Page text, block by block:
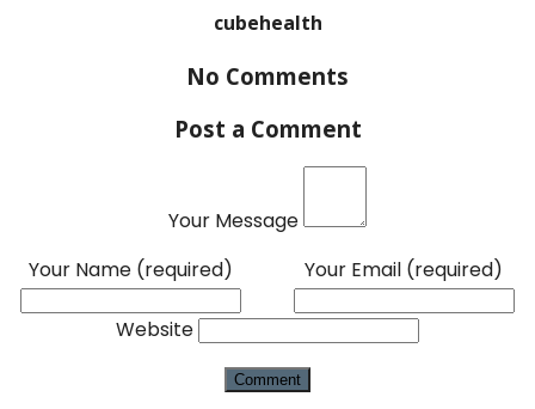
cubehealth
No Comments
Post a Comment
Your Message
Your Name (required) Your Email (required)
Website